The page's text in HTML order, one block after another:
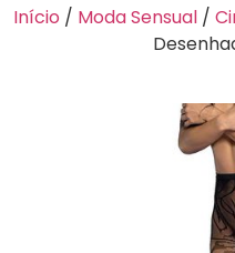
Início / Moda Sensual/